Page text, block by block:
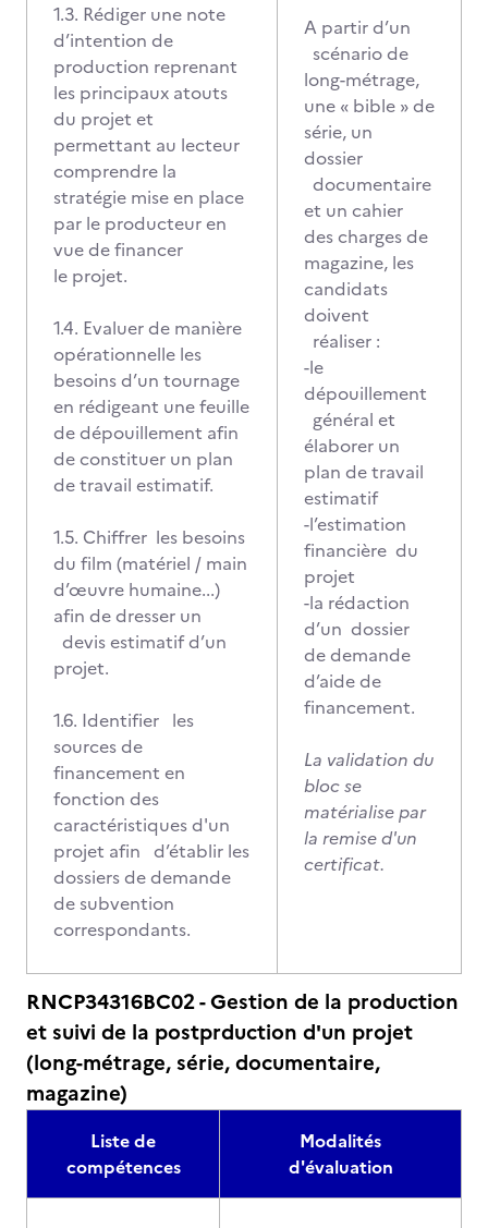
1.3. Rédiger une note
d’intention de
production reprenant
les principaux atouts
du projet et
permettant au lecteur
comprendre la
stratégie mise en place
par le producteur en
vue de financer
le projet.
1.4. Evaluer de manière
opérationnelle les
besoins d’un tournage
en rédigeant une feuille
de dépouillement afin
de constituer un plan
de travail estimatif.
1.5. Chiffrer les besoins
du film (matériel / main
d’œuvre humaine...)
afin de dresser un
devis estimatif d’un
projet.
1.6. Identifier les
sources de
financement en
fonction des
caractéristiques d'un
projet afin d’établir les
dossiers de demande
de subvention
correspondants.
A partir d’un
scénario de
long-métrage,
une « bible » de
série, un
dossier
documentaire
et un cahier
des charges de
magazine, les
candidats
doivent
réaliser :
-le
dépouillement
général et
élaborer un
plan de travail
estimatif
-l’estimation
financière du
projet
-la rédaction
d’un dossier
de demande
d’aide de
financement.
La validation du
bloc se
matérialise par
la remise d'un
certificat.
RNCP34316BC02 - Gestion de la production
et suivi de la postprduction d'un projet
(long-métrage, série, documentaire,
magazine)
Liste de
compétences
Modalités
d'évaluation